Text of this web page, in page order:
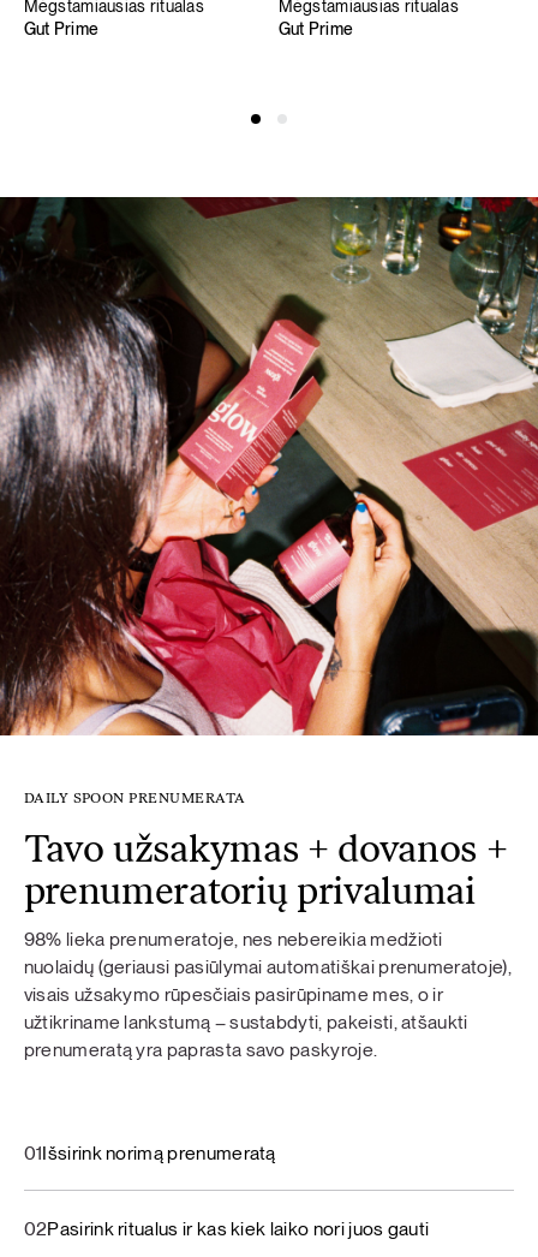
Mėgstamiausias ritualas
Gut Prime
Mėgstamiausias ritualas
Gut Prime
DAILY SPOON PRENUMERATA
Tavo užsakymas + dovanos +
prenumeratorių privalumai
98% lieka prenumeratoje, nes nebereikia medžioti
nuolaidų (geriausi pasiūlymai automatiškai prenumeratoje),
visais užsakymo rūpesčiais pasirūpiname mes, o ir
užtikriname lankstumą – sustabdyti, pakeisti, atšaukti
prenumeratą yra paprasta savo paskyroje.
01Išsirink norimą prenumeratą
02Pasirink ritualus ir kas kiek laiko nori juos gauti